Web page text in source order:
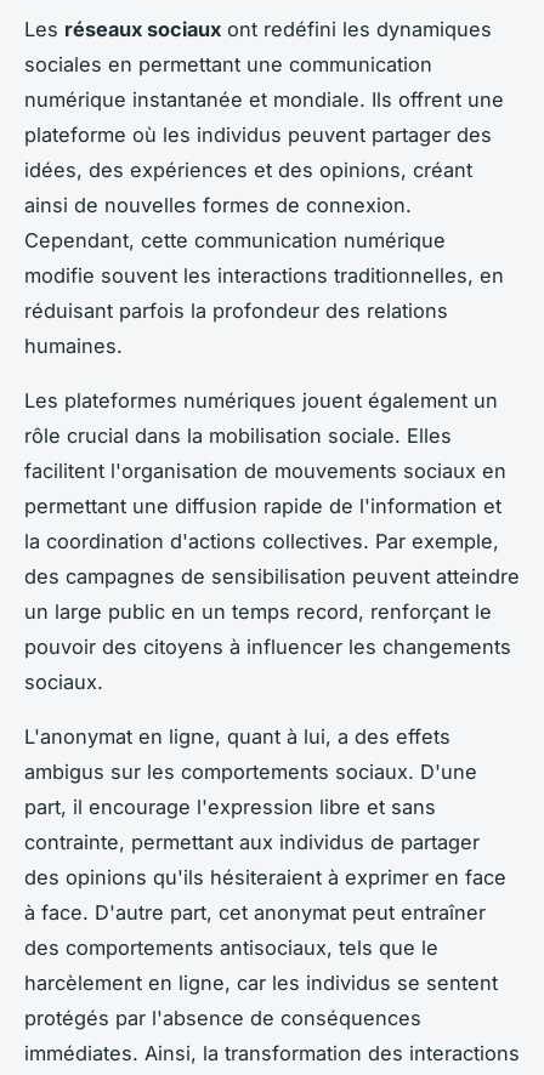
Les réseaux sociaux ont redéfini les dynamiques
sociales en permettant une communication
numérique instantanée et mondiale. Ils offrent une
plateforme où les individus peuvent partager des
idées, des expériences et des opinions, créant
ainsi de nouvelles formes de connexion.
Cependant, cette communication numérique
modifie souvent les interactions traditionnelles, en
réduisant parfois la profondeur des relations
humaines.
Les plateformes numériques jouent également un
rôle crucial dans la mobilisation sociale. Elles
facilitent l'organisation de mouvements sociaux en
permettant une diffusion rapide de l'information et
la coordination d'actions collectives. Par exemple,
des campagnes de sensibilisation peuvent atteindre
un large public en un temps record, renforçant le
pouvoir des citoyens à influencer les changements
sociaux.
L'anonymat en ligne, quant à lui, a des effets
ambigus sur les comportements sociaux. D'une
part, il encourage l'expression libre et sans
contrainte, permettant aux individus de partager
des opinions qu'ils hésiteraient à exprimer en face
à face. D'autre part, cet anonymat peut entraîner
des comportements antisociaux, tels que le
harcèlement en ligne, car les individus se sentent
protégés par l'absence de conséquences
immédiates. Ainsi, la transformation des interactions